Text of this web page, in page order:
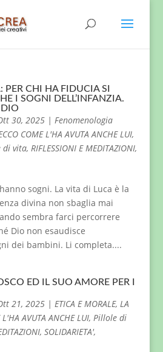
PER CHI HA FIDUCIA SI
I SOGNI DELL’INFANZIA.
30, 2025| Fenomenologia
COME L'HA AVUTA ANCHE LUI,
di vita, RIFLESSIONI E MEDITAZIONI,
sogni. La vita di Luca è la
divina non sbaglia mai
sembra farci percorrere
Dio non esaudisce
dei bambini. Li completa....
ED IL SUO AMORE PER I
21, 2025| ETICA E MORALE, LA
L'HA AVUTA ANCHE LUI, Pillole di
, SOLIDARIETA',